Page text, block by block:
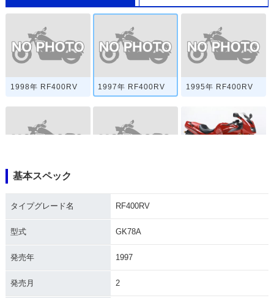
1998年 RF400RV 1997年 RF400RV 1995年 RF400RV
1995年 RF400R
基本スペック
タイプグレード名 RF400RV
型式 GK78A
発売年 1997
発売月 2